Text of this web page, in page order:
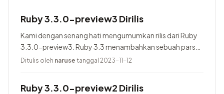
Ruby 3.3.0-preview3 Dirilis
Kami dengan senang hati mengumumkan rilis dari Ruby
3.3.0-preview3. Ruby 3.3 menambahkan sebuah parser
baru yang bernama Prism, menggunakan Lrama sebagai
Ditulis oleh naruse tanggal 2023-11-12
Ruby 3.3.0-preview2 Dirilis